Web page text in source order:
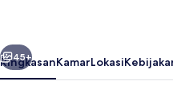
Berikutnya
45+
RingkasanKamarLokasi